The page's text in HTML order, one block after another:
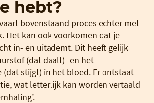
hebt?
bovenstaand proces echter met
Het kan ook voorkomen dat je
in- en uitademt. Dit heeft gelijk
(dat daalt)- en het
(dat stijgt) in het bloed. Er ontstaat
wat letterlijk kan worden vertaald